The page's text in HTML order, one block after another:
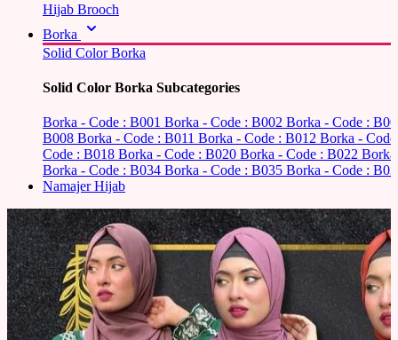
Hijab Brooch
Borka
Solid Color Borka
Solid Color Borka Subcategories
Borka - Code : B001 Borka - Code : B002 Borka - Code :
B008 Borka - Code : B011 Borka - Code : B012 Borka -
Code : B018 Borka - Code : B020 Borka - Code : B022
Borka - Code : B034 Borka - Code : B035 Borka - Code :
Namajer Hijab